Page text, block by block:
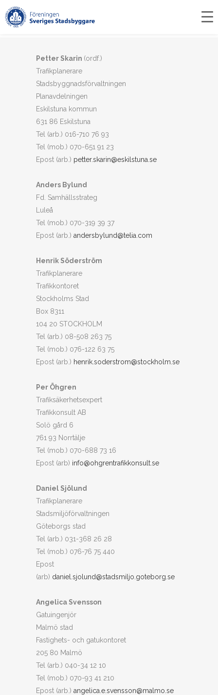
ledamöter
Startsida>Kommittéer
Trafikkommittén
Petter Skarin (ordf.)
Trafikplanerare
Stadsbyggnadsförvaltningen
Planavdelningen
Eskilstuna kommun
631 86 Eskilstuna
Tel (arb.) 016-710 76 93
Tel (mob.) 070-651 91 23
Epost (arb.) petter.skarin@eskilstuna.se
Anders Bylund
Fd. Samhällsstrateg
Luleå
Tel (mob.) 070-319 39 37
Epost (arb.) andersbylund@telia.com
Henrik Söderström
Trafikplanerare
Trafikkontoret
Stockholms Stad
Box 8311
104 20 STOCKHOLM
Tel (arb.) 08-508 263 75
Tel (mob.) 076-122 63 75
Epost (arb.) henrik.soderstrom@stockholm.se
Per Öhgren
Trafiksäkerhetsexpert
Trafikkonsult AB
Solö gård 6
761 93 Norrtälje
Tel (mob.) 070-688 73 16
Epost (arb) info@ohgrentrafikkonsult.se
Daniel Sjölund
Trafikplanerare
Stadsmiljöförvaltningen
Göteborgs stad
Tel (arb.) 031-368 26 28
Tel (mob.) 076-76 75 440
Epost
(arb) daniel.sjolund@stadsmiljo.goteborg.se
Angelica Svensson
Gatuingenjör
Malmö stad
Fastighets- och gatukontoret
205 80 Malmö
Tel (arb.) 040-34 12 10
Tel (mob.) 070-93 41 210
Epost (arb.) angelica.e.svensson@malmo.se